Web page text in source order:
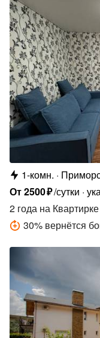
1-комн.
От2500₽/сутки
2 года на Квартирке
30% вернётся